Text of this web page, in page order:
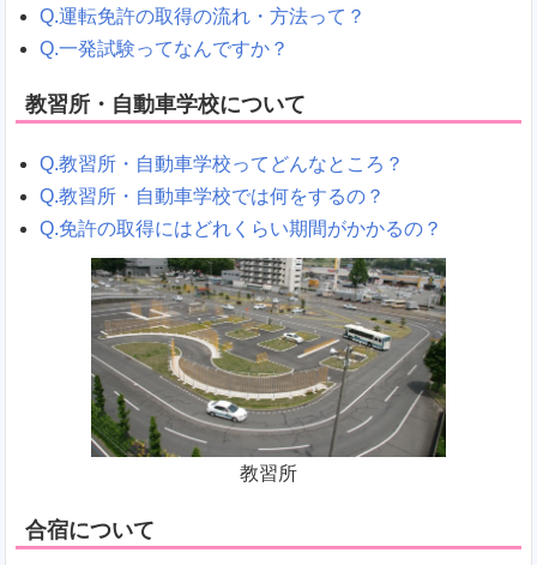
Q.運転免許の取得の流れ・方法って？
Q.一発試験ってなんですか？
教習所・自動車学校について
Q.教習所・自動車学校ってどんなところ？
Q.教習所・自動車学校では何をするの？
Q.免許の取得にはどれくらい期間がかかるの？
教習所
合宿について